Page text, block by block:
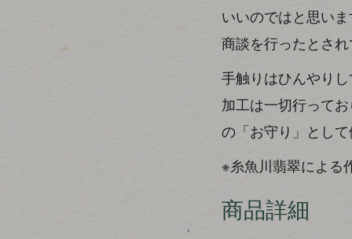
いいのではと思い
商談を行ったとさ
手触りはひんやり
加工は一切行って
の「お守り」とし
※糸魚川翡翠による
商品詳細